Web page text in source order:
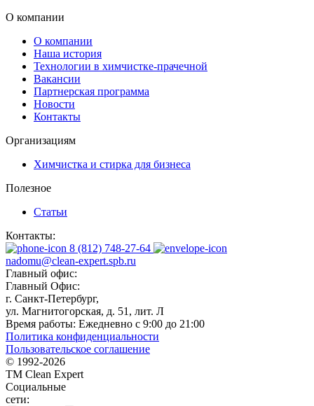
О компании
О компании
Наша история
Технологии в химчистке-прачечной
Вакансии
Партнерская программа
Новости
Контакты
Организациям
Химчистка и стирка для бизнеса
Полезное
Статьи
Контакты:
8 (812) 748-27-64
nadomu@clean-expert.spb.ru
Главный офис:
Главный Офис:
г. Санкт-Петербург,
ул. Магнитогорская, д. 51, лит. Л
Время работы: Ежедневно с 9:00 до 21:00
Политика конфиденциальности
Пользовательское соглашение
© 1992-2026
TM Clean Expert
Социальные
сети: